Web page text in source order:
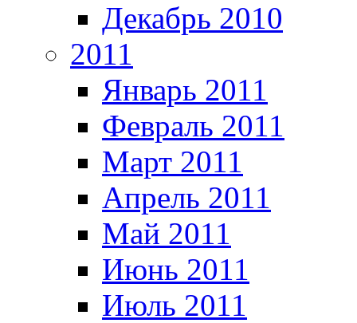
Декабрь 2010
2011
Январь 2011
Февраль 2011
Март 2011
Апрель 2011
Май 2011
Июнь 2011
Июль 2011